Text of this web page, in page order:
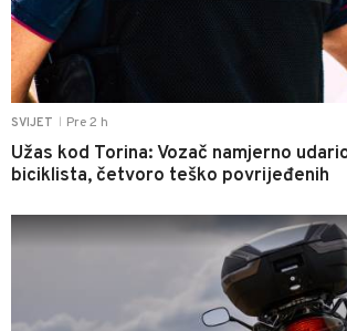
SVIJET Pre 2 h
Užas kod Torina: Vozač namjerno
biciklista, četvoro teško povrijeđenih